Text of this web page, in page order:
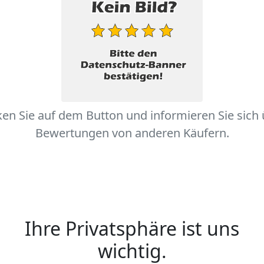
Sie auf dem Button und informieren Sie sich
Bewertungen von anderen Käufern.
Ihre Privatsphäre ist uns
wichtig.